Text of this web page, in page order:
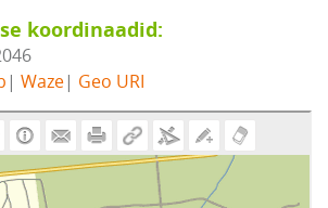
koordinaadid:
| Waze| Geo URI